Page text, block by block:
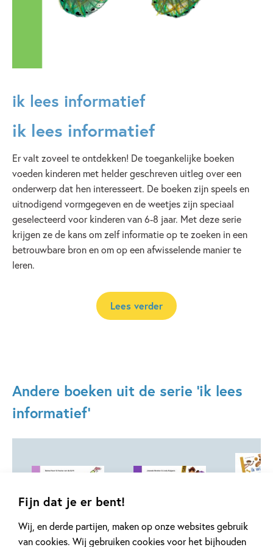
Fijn dat je er bent!
Wij, en derde partijen, maken op onze websites gebruik
van cookies. Wij gebruiken cookies voor het bijhouden
ik lees informatief
ik lees informatief
Er valt zoveel te ontdekken! De toegankelijke boeken
voeden kinderen met helder geschreven uitleg over een
onderwerp dat hen interesseert. De boeken zijn speels en
uitnodigend vormgegeven en de weetjes zijn speciaal
geselecteerd voor kinderen van 6-8 jaar. Met deze serie
krijgen ze de kans om zelf informatie op te zoeken in een
betrouwbare bron en om op een afwisselende manier te
leren.
Lees verder
Andere boeken uit de serie 'ik lees
informatief'
02-11-2026 02-11-2026